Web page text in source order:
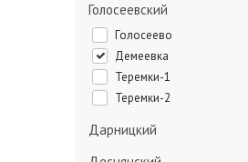
Голосеевский
Голосеево
Демеевка
Теремки-1
Теремки-2
Дарницкий